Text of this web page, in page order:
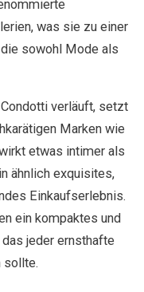
was sie zu einer
sowohl Mode als
verläuft, setzt
Marken wie
etwas intimer als
ähnlich exquisites,
Einkaufserlebnis.
ein kompaktes und
jeder ernsthafte
sollte.